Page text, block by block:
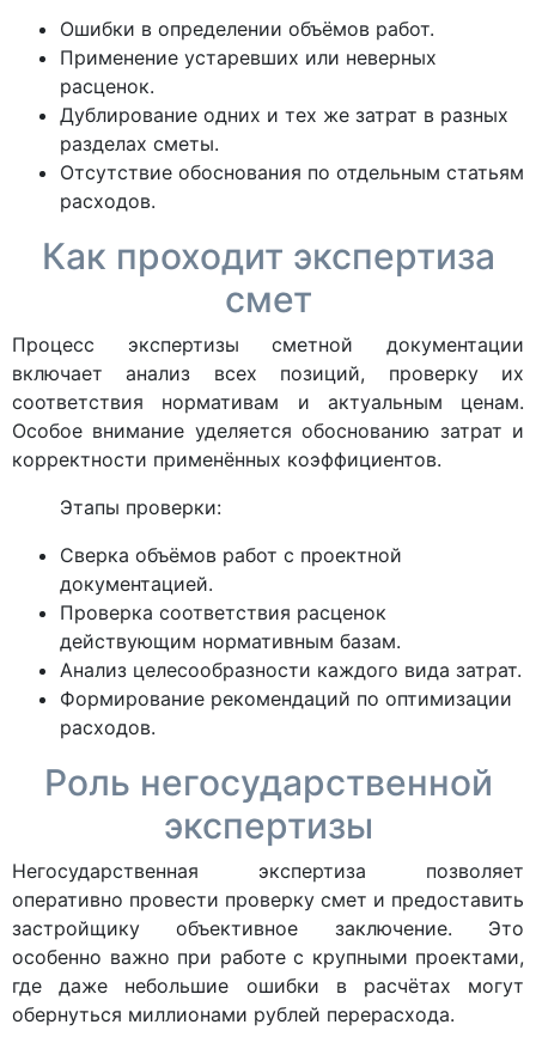
Ошибки в определении объёмов работ.
Применение устаревших или неверных
расценок.
Дублирование одних и тех же затрат в разных
разделах сметы.
Отсутствие обоснования по отдельным статьям
расходов.
Как проходит экспертиза
смет
Процесс экспертизы сметной документации
включает анализ всех позиций, проверку их
соответствия нормативам и актуальным ценам.
Особое внимание уделяется обоснованию затрат и
корректности применённых коэффициентов.
Этапы проверки:
Сверка объёмов работ с проектной
документацией.
Проверка соответствия расценок
действующим нормативным базам.
Анализ целесообразности каждого вида затрат.
Формирование рекомендаций по оптимизации
расходов.
Роль негосударственной
экспертизы
Негосударственная экспертиза позволяет
оперативно провести проверку смет и предоставить
застройщику объективное заключение. Это
особенно важно при работе с крупными проектами,
где даже небольшие ошибки в расчётах могут
обернуться миллионами рублей перерасхода.